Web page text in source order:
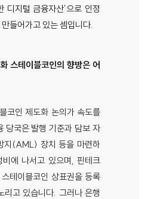
디지털 금융자산’으로 인정
들어가고 있는 셈입니다.
스테이블코인의 향방은 어
코인 제도화 논의가 속도를
당국은 발행 기준과 담보 자
지(AML) 장치 등을 마련하
에 나서고 있으며, 핀테크
테이블코인 상표권을 등록
리고 있습니다. 그러나 은행